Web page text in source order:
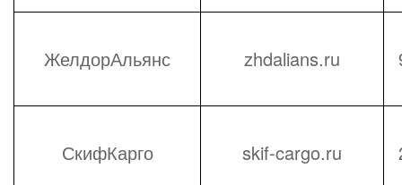
ЖелдорАльянс zhdalians.ru
СкифКарго skif-cargo.ru